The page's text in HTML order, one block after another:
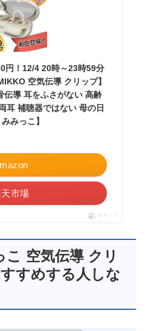
円！12/4 20時～23時59分
空気伝導 クリップ】
伝導 耳をふさがない 高齢
耳 補聴器ではない 母の日
みっこ】
市場
ポチップ
空気伝導 クリ
すめする人しな